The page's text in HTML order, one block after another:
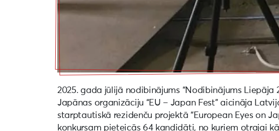
2025. gada jūlijā nodibinājums “Nodibinājums Liepāja
Japānas organizāciju “EU – Japan Fest” aicināja
starptautiskā rezidenču projektā “European Eyes on
konkursam pieteicās 64 kandidāti, no kuriem otrajai